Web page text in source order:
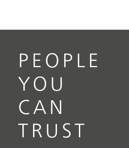
PEOPLE
YOU
CAN
TRUST